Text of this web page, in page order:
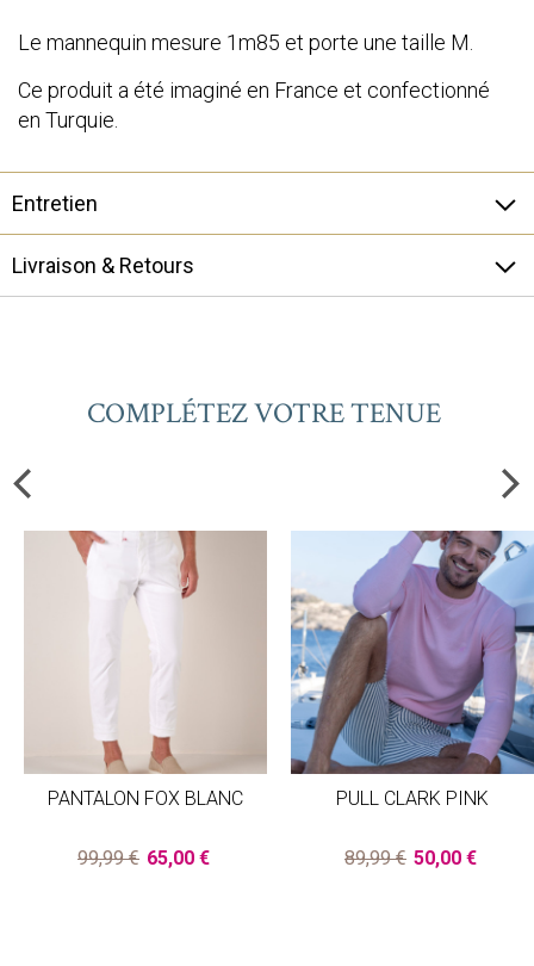
Le mannequin mesure 1m85 et porte une taille M.
Ce produit a été imaginé en France et confectionné
en Turquie.
Entretien
Livraison & Retours
COMPLÉTEZ VOTRE TENUE
PANTALON FOX BLANC
99,99 € 65,00 €
PULL CLARK PINK
89,99 € 50,00 €